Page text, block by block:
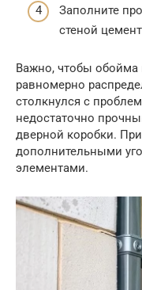
Заполните
стеной
Важно, чтобы обойма
равномерно
столкнулся с
недостаточно
дверной коробки.
дополнительными
элементами.